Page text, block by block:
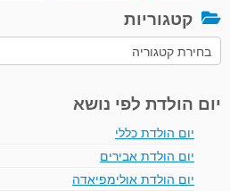
קטגוריות
קטגוריות
יום הולדת לפי נושא
יום הולדת כללי
יום הולדת אבירים
יום הולדת אולימפיאדה